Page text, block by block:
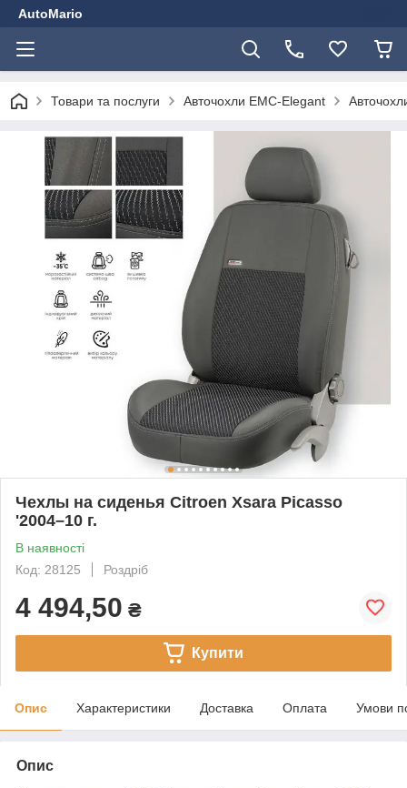
AutoMario
Товари та послуги Авточохли EMC-Elegant
Чехлы на сиденья Citroen Xsara Picasso
'2004–10 г.
В наявності
Код: 28125
Роздріб
4 494,50 ₴
Купити
Опис Характеристики Доставка Оплата Умови
Опис